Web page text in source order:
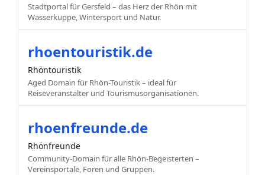
Stadtportal für Gersfeld – das Herz der Rhön mit
Wasserkuppe, Wintersport und Natur.
rhoentouristik.de
Rhöntouristik
Aged Domain für Rhön-Touristik – ideal für
Reiseveranstalter und Tourismusorganisationen.
rhoenfreunde.de
Rhönfreunde
Community-Domain für alle Rhön-Begeisterten –
Vereinsportale, Foren und Gruppen.